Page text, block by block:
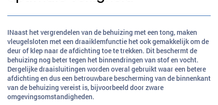
INaast het vergrendelen van de behuizing met een tong, maken
vleugelsloten met een draaiklemfunctie het ook gemakkelijk om de
deur of klep naar de afdichting toe te trekken. Dit beschermt de
behuizing nog beter tegen het binnendringen van stof en vocht.
Dergelijke draaisluitingen worden overal gebruikt waar een betere
afdichting en dus een betrouwbare bescherming van de binnenkant
van de behuizing vereist is, bijvoorbeeld door zware
omgevingsomstandigheden.